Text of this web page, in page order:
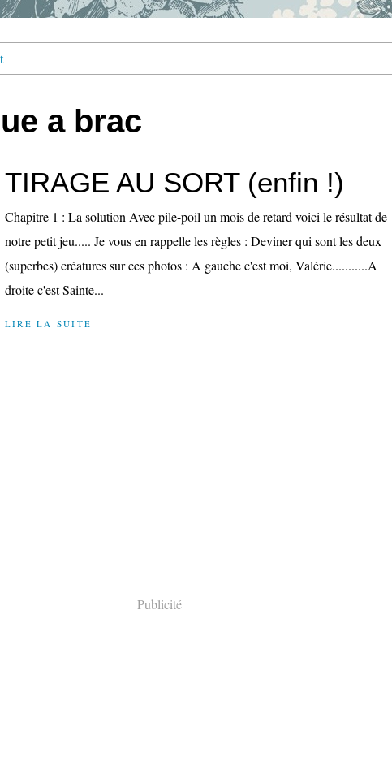
a brac
TIRAGE AU SORT (enfin !)
Chapitre 1 : La solution Avec pile-poil un mois de retard voici le résultat de
notre petit jeu..... Je vous en rappelle les règles : Deviner qui sont les deux
(superbes) créatures sur ces photos : A gauche c'est moi, Valérie...........A
droite c'est Sainte...
LIRE LA SUITE
Publicité